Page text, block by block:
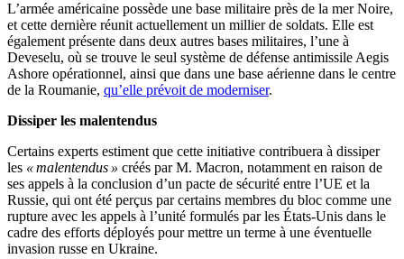
L’armée américaine possède une base militaire près de la mer Noire,
et cette dernière réunit actuellement un millier de soldats. Elle est
également présente dans deux autres bases militaires, l’une à
Deveselu, où se trouve le seul système de défense antimissile Aegis
Ashore opérationnel, ainsi que dans une base aérienne dans le centre
de la Roumanie, qu’elle prévoit de moderniser.
Dissiper les malentendus
Certains experts estiment que cette initiative contribuera à dissiper
les « malentendus » créés par M. Macron, notamment en raison de
ses appels à la conclusion d’un pacte de sécurité entre l’UE et la
Russie, qui ont été perçus par certains membres du bloc comme une
rupture avec les appels à l’unité formulés par les États-Unis dans le
cadre des efforts déployés pour mettre un terme à une éventuelle
invasion russe en Ukraine.